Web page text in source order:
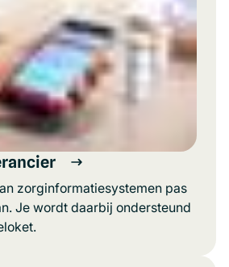
zorginformatiesystemen pas
Je wordt daarbij ondersteund